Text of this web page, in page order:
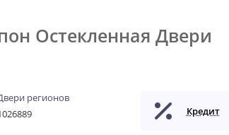
Остекленная Двери
регионов
Кредит